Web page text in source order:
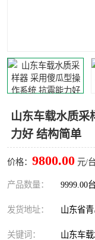
山东车载水质采
力好 结构简单
价格： 9800.00 元/
产品数量： 9999.00
发货地址： 山东省
关键词： 山东车
粉尘设备
新宇宙仪器
烟尘净化器